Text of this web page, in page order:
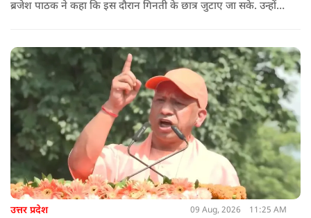
ब्रजेश पाठक ने कहा कि इस दौरान गिनती के छात्र जुटाए जा सके. उन्होंने
हिम्मत क्यों नहीं करते.
उत्तर प्रदेश 09 Aug, 2026 11:25 AM